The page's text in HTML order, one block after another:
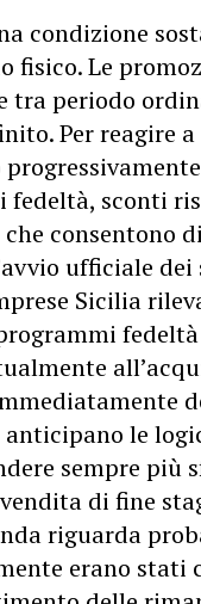
condizione
fisico. Le
tra periodo
Per reagire
fedeltà, sconti
consentono
ufficiale dei
Sicilia
le
sempre più
di fine
riguarda
erano stati